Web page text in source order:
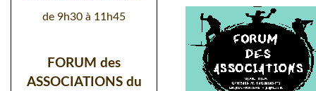
de 9h30 à 11h45
FORUM des
ASSOCIATIONS du